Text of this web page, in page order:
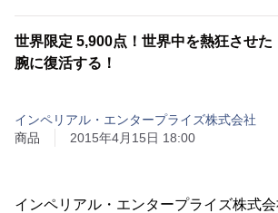
世界限定 5,900点！世界中を熱狂させた
腕に復活する！
インペリアル・エンタープライズ株式会社
商品
2015年4月15日 18:00
インペリアル・エンタープライズ株式